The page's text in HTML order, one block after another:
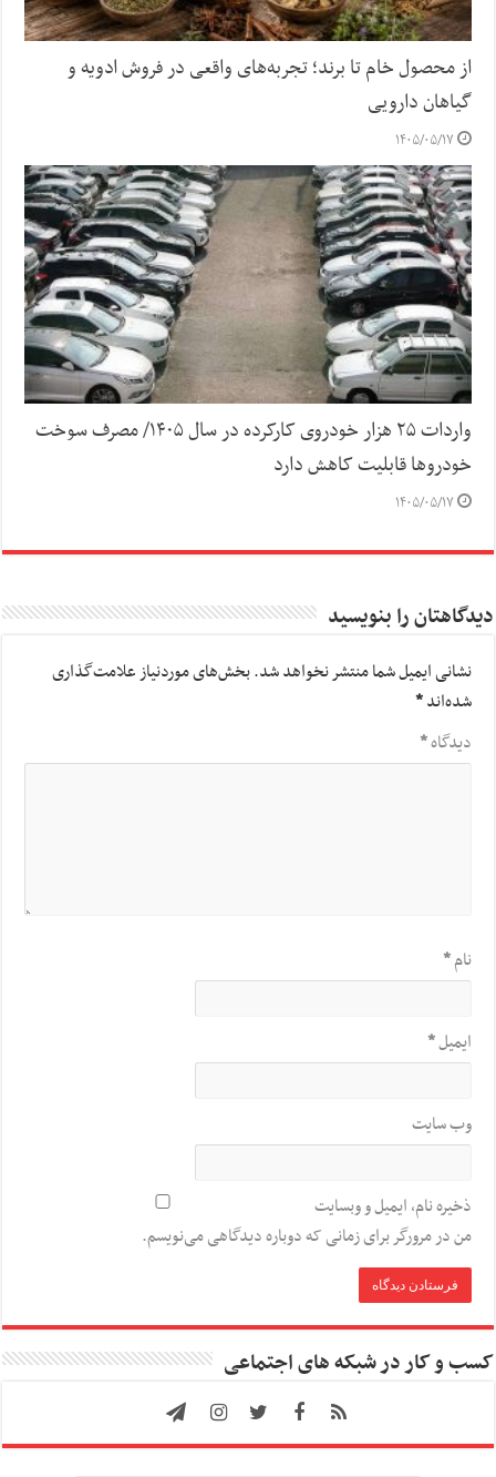
از محصول خام تا برند؛ تجربه‌های واقعی در فروش ادویه و
گیاهان دارویی
۱۴۰۵/۰۵/۱۷
واردات ۲۵ هزار خودروی کارکرده در سال ۱۴۰۵/ مصرف سوخت
خودرو‌ها قابلیت کاهش دارد
۱۴۰۵/۰۵/۱۷
دیدگاهتان را بنویسید
نشانی ایمیل شما منتشر نخواهد شد.بخش‌های موردنیاز علامت‌گذاری
شده‌اند*
دیدگاه*
نام*
ایمیل*
وب‌ سایت
ذخیره نام، ایمیل و وبسایت
من در مرورگر برای زمانی که دوباره دیدگاهی می‌نویسم.
کسب و کار در شبکه های اجتماعی